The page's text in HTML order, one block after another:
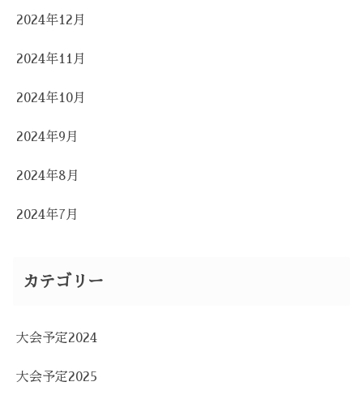
2024年12月
2024年11月
2024年10月
2024年9月
2024年8月
2024年7月
カテゴリー
大会予定2024
大会予定2025